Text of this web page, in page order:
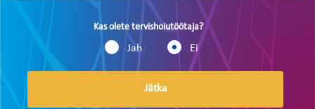
Kas olete tervishoiutöötaja?
Jah Ei
Jätka